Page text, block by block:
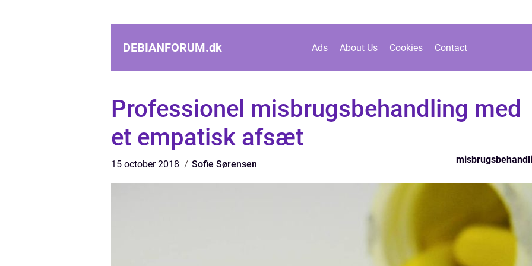
DEBIANFORUM.dk Ads About Us Cookies Contact
Professionel misbrugsbehandling med
et empatisk afsæt
15 october 2018 Sofie Sørensen